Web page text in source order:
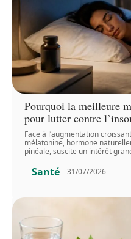
Pourquoi la meilleure
pour lutter contre
Face à l’augmentation
mélatonine, hormone
pinéale, suscite un intérêt
Santé 31/07/2026